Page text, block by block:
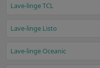
Lave-linge TCL
Lave-linge Listo
Lave-linge Oceanic